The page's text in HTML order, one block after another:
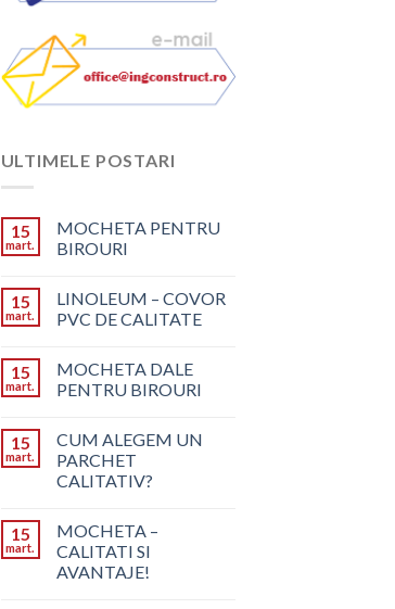
ULTIMELE POSTARI
15
mart.
MOCHETA PENTRU
BIROURI
15
mart.
LINOLEUM – COVOR
PVC DE CALITATE
15
mart.
MOCHETA DALE
PENTRU BIROURI
15
mart.
CUM ALEGEM UN
PARCHET
CALITATIV?
15
mart.
MOCHETA –
CALITATI SI
AVANTAJE!